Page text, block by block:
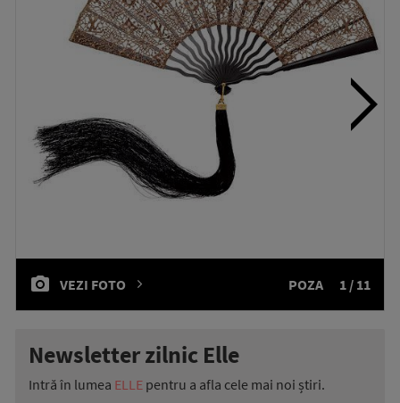
VEZI FOTO POZA 1 / 11
Newsletter zilnic Elle
Intră în lumea ELLE pentru a afla cele mai noi știri.